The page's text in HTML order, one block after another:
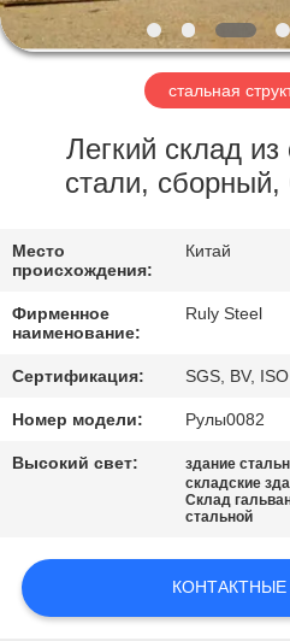
VR
-
ПУТЕШЕСТВИЕ
ФАБРИКИ
ПРОВЕРКА
КАЧЕСТВА
СВЯЖИТЕСЬ
МЫ
стальная
Легкий склад
стали,
Место
происхождения:
Китай
Фирменное
наименование:
Ruly Steel
Сертификация: SGS, BV, ISO
Номер модели: Рулы0082
Высокий свет: здание
складские
Склад
стальной